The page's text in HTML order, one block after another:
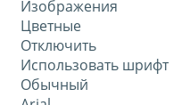
Изображения
Цветные
Отключить
Использовать шрифт
Обычный